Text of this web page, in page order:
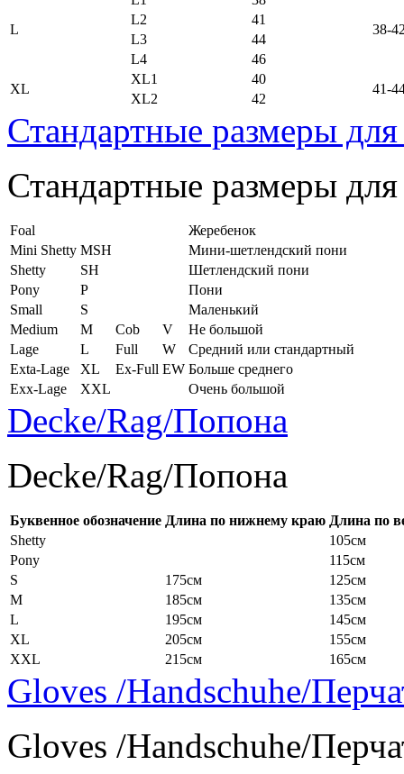
L
38-
L2
41
L3
44
L4
46
XL
XL1 40
41-
XL2 42
Стандартные размеры
Стандартные размеры
Foal
Жеребенок
Mini Shetty MSH
Мини-шетлендский пони
Shetty
SH
Шетлендский пони
Pony
P
Пони
Small
S
Маленький
Medium
M Cob V
Не большой
Lage
L Full W
Средний или стандартный
Exta-Lage
XL Ex-Full EW Больше среднего
Exx-Lage
XXL Очень большой
Decke/Rag/Попона
Decke/Rag/Попона
Буквенное обозначение Длина по нижнему краю Длина по
Shetty
105см
Pony
115см
S
175см
125см
M
185см
135см
L
195см
145см
XL
205см
155см
XXL
215см 165см
Gloves /Handschuhe/
Gloves /Handschuhe/